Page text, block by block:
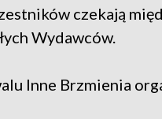
czekają
Wydawców.
Inne Brzmienia